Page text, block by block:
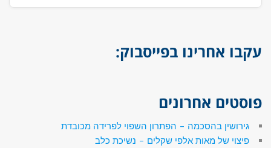
עקבו אחרינו בפייסבוק:
פוסטים אחרונים
גירושין בהסכמה – הפתרון השפוי לפרידה מכובדת
פיצוי של מאות אלפי שקלים – נשיכת כלב